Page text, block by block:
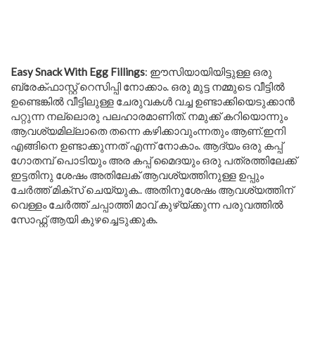
Easy Snack With Egg Fillings: ഈസിയായിയിട്ടുള്ള ഒരു
ബ്രേക്ഫാസ്റ്റ് റെസിപ്പി നോക്കാം. ഒരു മുട്ട നമ്മുടെ വീട്ടിൽ
ഉണ്ടെങ്കിൽ വീട്ടിലുള്ള ചേരുവകൾ വച്ച ഉണ്ടാക്കിയെടുക്കാൻ
പറ്റുന്ന നല്ലൊരു പലഹാരമാണിത്. നമുക്ക് കറിയൊന്നും
ആവശ്യമില്ലാതെ തന്നെ കഴിക്കാവുംന്നതും ആണ്.ഇനി
എങ്ങിനെ ഉണ്ടാക്കുന്നത് എന്ന് നോകാം. ആദ്യം ഒരു കപ്പ്‌
ഗോതമ്പ് പൊടിയും അര കപ്പ്‌ മൈദയും ഒരു പത്രത്തിലേക്ക്
ഇട്ടതിനു ശേഷം അതിലേക് ആവശ്യത്തിനുള്ള ഉപ്പും
ചേർത്ത് മിക്സ്‌ ചെയ്യുക.. അതിനുശേഷം ആവശ്യത്തിന്
വെള്ളം ചേർത്ത് ചപ്പാത്തി മാവ് കുഴ്യ്ക്കുന്ന പരുവത്തിൽ
സോഫ്റ്റ്‌ ആയി കുഴച്ചെടുക്കുക.